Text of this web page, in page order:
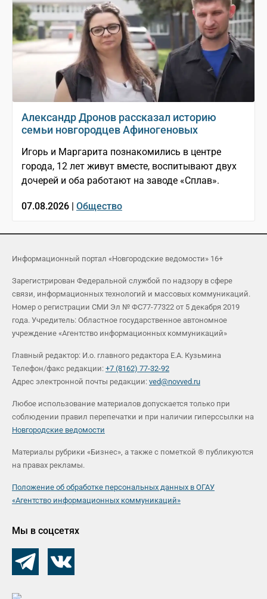
Александр Дронов рассказал историю
семьи новгородцев Афиногеновых
Игорь и Маргарита познакомились в центре
города, 12 лет живут вместе, воспитывают двух
дочерей и оба работают на заводе «Сплав».
07.08.2026 | Общество
Информационный портал «Новгородские ведомости» 16+
Зарегистрирован Федеральной службой по надзору в сфере
связи, информационных технологий и массовых коммуникаций.
Номер о регистрации СМИ Эл № ФС77-77322 от 5 декабря 2019
года. Учредитель: Областное государственное автономное
учреждение «Агентство информационных коммуникаций»
Главный редактор: И.о. главного редактора Е.А. Кузьмина
Телефон/факс редакции: +7 (8162) 77-32-92
Адрес электронной почты редакции: ved@novved.ru
Любое использование материалов допускается только при
соблюдении правил перепечатки и при наличии гиперссылки на
Новгородские ведомости
Материалы рубрики «Бизнес», а также с пометкой ® публикуются
на правах рекламы.
Положение об обработке персональных данных в ОГАУ
«Агентство информационных коммуникаций»
Мы в соцсетях